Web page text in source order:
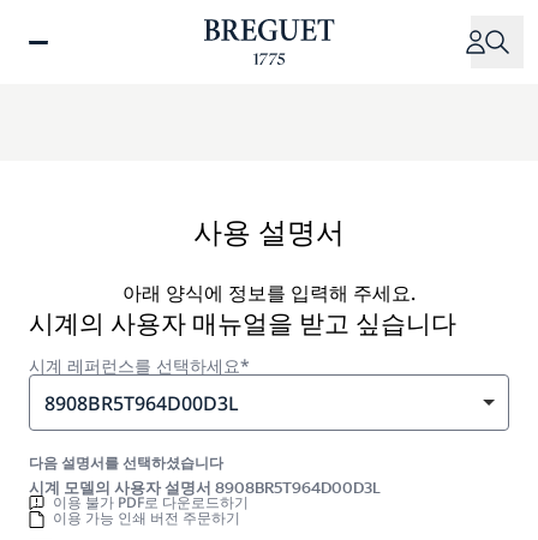
사용 설명서
아래 양식에 정보를 입력해 주세요.
시계의 사용자 매뉴얼을 받고 싶습니다
시계 레퍼런스를 선택하세요*
8908BR5T964D00D3L
다음 설명서를 선택하셨습니다
시계 모델의 사용자 설명서 8908BR5T964D00D3L
이용 불가 PDF로 다운로드하기
이용 가능 인쇄 버전 주문하기